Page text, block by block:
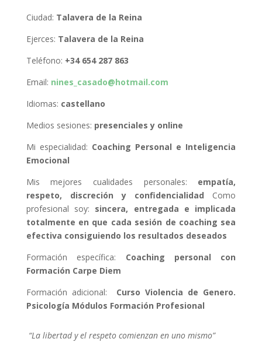
Ciudad: Talavera de la Reina
Ejerces: Talavera de la Reina
Teléfono: +34 654 287 863
Email: nines_casado@hotmail.com
Idiomas: castellano
Medios sesiones: presenciales y online
Mi especialidad: Coaching Personal e Inteligencia
Emocional
Mis mejores cualidades personales: empatía,
respeto, discreción y confidencialidad Como
profesional soy: sincera, entregada e implicada
totalmente en que cada sesión de coaching sea
efectiva consiguiendo los resultados deseados
Formación específica: Coaching personal con
Formación Carpe Diem
Formación adicional: Curso Violencia de Genero.
Psicología Módulos Formación Profesional
“La libertad y el respeto comienzan en uno mismo”